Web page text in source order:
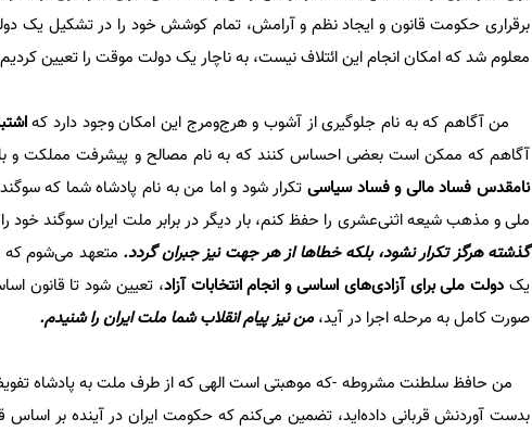
برقراری حکومت قانون و ایجاد نظم و آرامش، تمام کوشش خود را در تشکیل یک
معلوم شد که امکان انجام این ائتلاف نیست، به ناچار یک دولت موقت را تعیین
من آگاهم که به نام جلوگیری از آشوب و هرج‌و‌مرج این امکان وجود دارد که
آگاهم که ممکن است بعضی احساس کنند که به نام مصالح و پیشرفت مملکت و با
نا‌مقدس فساد مالی و فساد سیاسیتکرار شود و اما من به نام پادشاه شما که
ملی و مذهب شیعه اثنی‌عشری را حفظ کنم، بار دیگر در برابر ملت ایران سوگند خود
گذشته هرگز تکرار نشود، بلکه خطاها از هر جهت نیز جبران گردد. متعهد می‌شوم که
یک دولت ملی برای آزادی‌های اساسی و انجام انتخابات آزاد، تعیین شود تا قانون
صورت کامل به مرحله اجرا در آید،من نیز پیام انقلاب شما ملت ایران را شنیدم.
من حافظ سلطنت مشروطه -که موهبتی است الهی که از طرف ملت به پادشاه
بدست آوردنش قربانی داده‌اید، تضمین می‌کنم که حکومت ایران در آینده بر اساس